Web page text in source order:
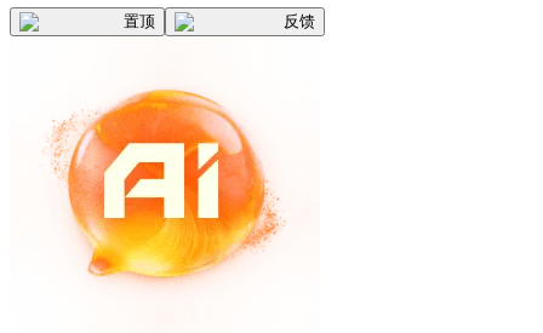
置顶 反馈